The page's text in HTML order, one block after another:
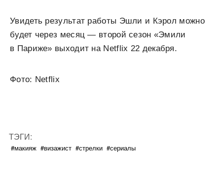
Увидеть результат работы Эшли и Кэрол можно
будет через месяц — второй сезон «Эмили
в Париже» выходит на Netflix 22 декабря.
Фото: Netflix
ТЭГИ:
#макияж #визажист #стрелки #сериалы